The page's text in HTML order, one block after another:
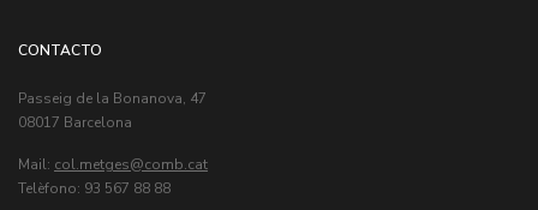
CONTACTO
Passeig de la Bonanova, 47
08017 Barcelona
Mail: col.metges
Telèfono: 93 567 88 88